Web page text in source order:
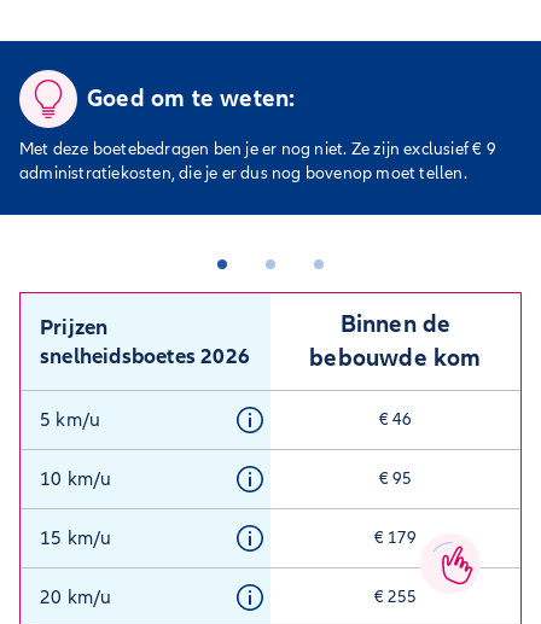
Goed om te weten:
Met deze boetebedragen ben je er nog niet. Ze zijn exclusief € 9
administratiekosten, die je er dus nog bovenop moet tellen.
Prijzen
snelheidsboetes 2026
5 km/u
10 km/u
15 km/u
20 km/u
Binnen de
bebouwde kom
€ 46
€ 95
€ 179
€ 255